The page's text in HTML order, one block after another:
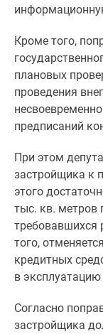
комнатные
Квартиры
карте
Ипотечный
калькулятор
Семейная
Военная
ипотека
Банки
программы
Медиа
Новости
недвижимости
эксперта
Аналитика
Кроме того,
плановых
проведения
предписаний
При этом
застройщика к
этого
тыс. кв. метров
требовавшихся
того,
кредитных
в
Согласно
застройщика